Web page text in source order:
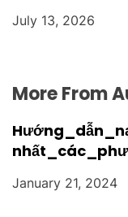
July 13, 2026
More From
January 21, 2024